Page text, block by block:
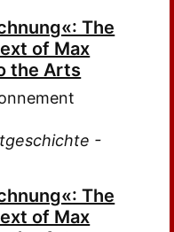
The
of Max
the Arts
-
The
of Max